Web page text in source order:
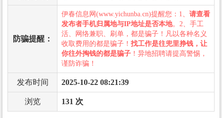
防骗提醒：
伊春信息网(www.yichunba.cn)提醒您：1、 请查看
发布者手机归属地与IP地址是否本地。2、手工
活、网络兼职、刷单，都是骗子！凡以各种名义
收取费用的都是骗子！ 找工作是往兜里挣钱，让
你往外掏钱的都是骗子 ！异地招聘请提高警惕，
谨防诈骗！
发布时间 2025-10-22 08:21:39
浏览 131 次